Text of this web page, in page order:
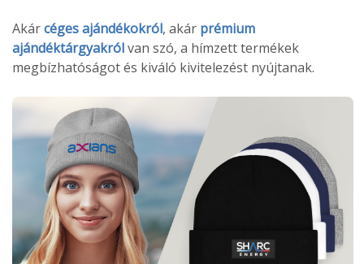
Akárcéges ajándékokról, akár prémium
ajándéktárgyakrólvan szó, a hímzett termékek
megbízhatóságot és kiváló kivitelezést nyújtanak.